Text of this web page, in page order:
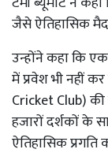
जैसे ऐतिहासिक
उन्होंने कहा कि
में प्रवेश भी नहीं
Cricket Club)
हजारों दर्शकों के
ऐतिहासिक प्रगति